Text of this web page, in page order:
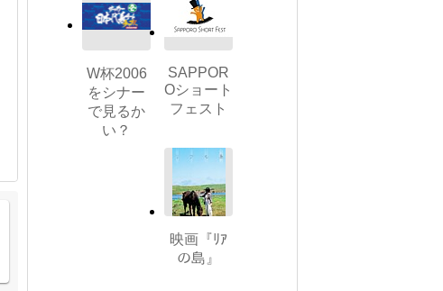
W杯2006
をシナー
で見るか
い？
SAPPOR
Oショート
フェスト
映画『ﾘｱ
の島』